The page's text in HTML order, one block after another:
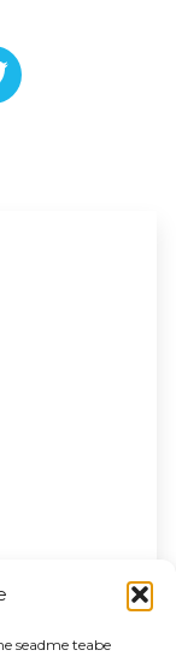
seadme teabe